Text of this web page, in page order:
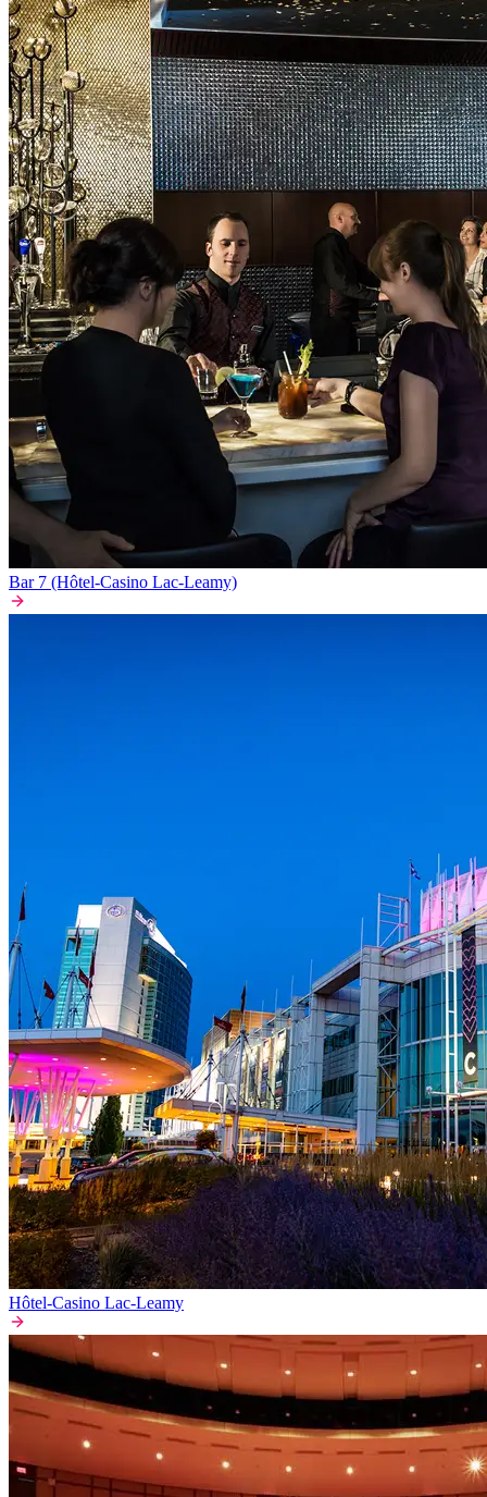
Bar 7 (Hôtel-Casino Lac-Leamy)
Hôtel-Casino Lac-Leamy